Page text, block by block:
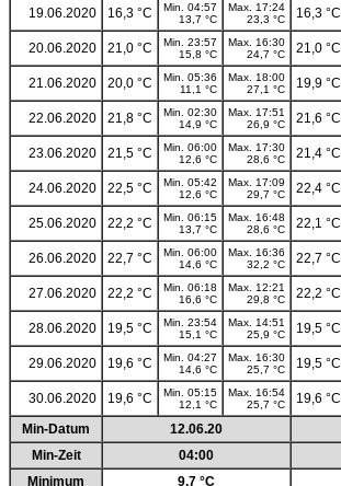
19.06.2020 16,3 °C
Min. 04:57
13,7 °C
Max. 17:24
23,3 °C
16,3 °C
20.06.2020 21,0 °C
Min. 23:57
15,8 °C
Max. 16:30
24,7 °C
21,0 °C
21.06.2020 20,0 °C
Min. 05:36
11,1 °C
Max. 18:00
27,1 °C
19,9 °C
22.06.2020 21,8 °C
Min. 02:30
14,9 °C
Max. 17:51
26,9 °C
21,6 °C
23.06.2020 21,5 °C
Min. 06:00
12,6 °C
Max. 17:30
28,6 °C
21,4 °C
24.06.2020 22,5 °C
Min. 05:42
12,6 °C
Max. 17:09
29,7 °C
22,4 °C
25.06.2020 22,2 °C
Min. 06:15
13,7 °C
Max. 16:48
28,6 °C
22,1 °C
26.06.2020 22,7 °C
Min. 06:00
14,6 °C
Max. 16:36
32,2 °C
22,7 °C
27.06.2020 22,2 °C
Min. 06:18
16,6 °C
Max. 12:21
29,8 °C
22,2 °C
28.06.2020 19,5 °C
Min. 23:54
15,1 °C
Max. 14:51
25,9 °C
19,5 °C
29.06.2020 19,6 °C
Min. 04:27
14,6 °C
Max. 16:30
25,7 °C
19,5 °C
30.06.2020 19,6 °C
Min. 05:15
12,1 °C
Max. 16:54
25,7 °C
19,6 °C
Min-Datum
12.06.20
Min-Zeit
04:00
Minimum
9,7 °C